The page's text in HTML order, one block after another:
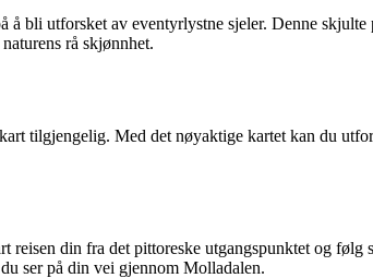
bli utforsket av eventyrlystne sjeler. Denne
rå skjønnhet.
tilgjengelig. Med det nøyaktige kartet kan du
din fra det pittoreske utgangspunktet og
ser på din vei gjennom Molladalen.